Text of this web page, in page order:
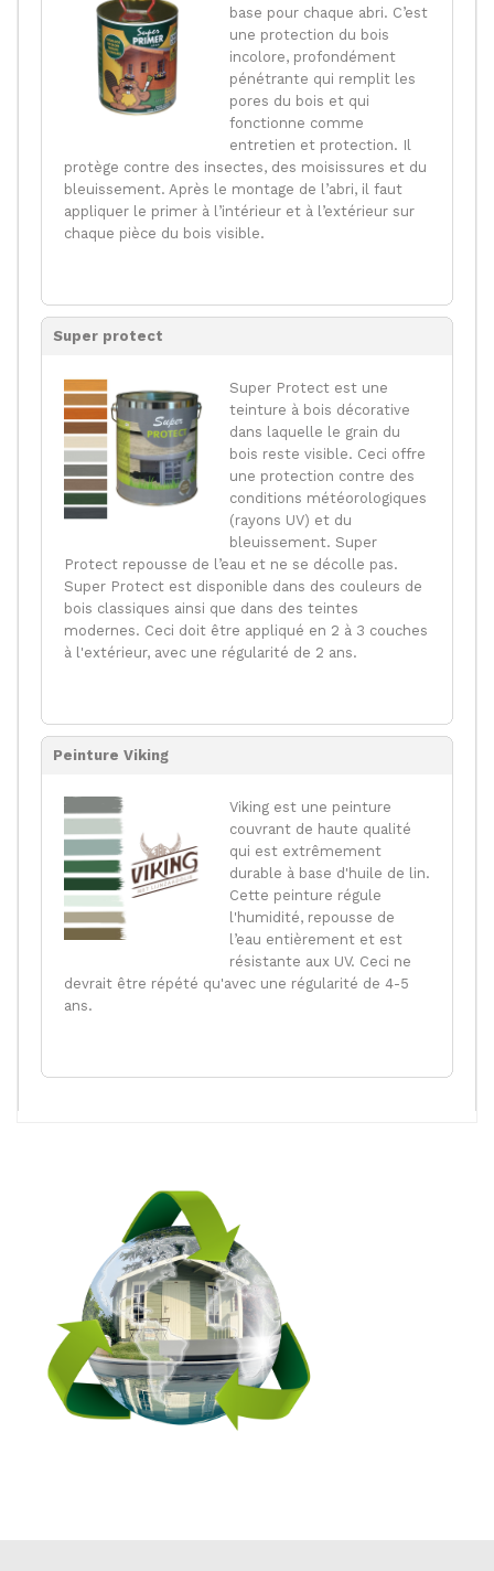
base pour chaque abri. C’est
une protection du bois
incolore, profondément
pénétrante qui remplit les
pores du bois et qui
fonctionne comme
entretien et protection. Il
protège contre des insectes, des moisissures et du
bleuissement. Après le montage de l’abri, il faut
appliquer le primer à l’intérieur et à l’extérieur sur
chaque pièce du bois visible.
Super protect
Super Protect est une
teinture à bois décorative
dans laquelle le grain du
bois reste visible. Ceci offre
une protection contre des
conditions météorologiques
(rayons UV) et du
bleuissement. Super
Protect repousse de l’eau et ne se décolle pas.
Super Protect est disponible dans des couleurs de
bois classiques ainsi que dans des teintes
modernes. Ceci doit être appliqué en 2 à 3 couches
à l'extérieur, avec une régularité de 2 ans.
Peinture Viking
Viking est une peinture
couvrant de haute qualité
qui est extrêmement
durable à base d'huile de lin.
Cette peinture régule
l'humidité, repousse de
l’eau entièrement et est
résistante aux UV. Ceci ne
devrait être répété qu'avec une régularité de 4-5
ans.